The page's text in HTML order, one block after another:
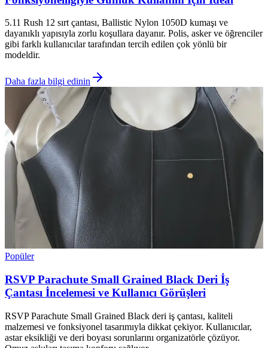
5.11 Rush 12 sırt çantası, Ballistic Nylon 1050D kumaşı ve
dayanıklı yapısıyla zorlu koşullara dayanır. Polis, asker ve öğrenciler
gibi farklı kullanıcılar tarafından tercih edilen çok yönlü bir
modeldir.
Daha fazla bilgi edinin
Popüler
RSVP Parachute Small Grained Black Deri İş
Çantası İncelemesi ve Kullanıcı Görüşleri
RSVP Parachute Small Grained Black deri iş çantası, kaliteli
malzemesi ve fonksiyonel tasarımıyla dikkat çekiyor. Kullanıcılar,
astar eksikliği ve deri boyası sorunlarını organizatörle çözüyor.